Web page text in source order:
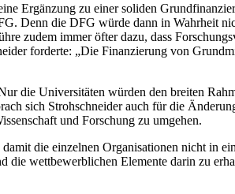
Ergänzung zu einer soliden
Denn die DFG würde dann in Wahrheit
zudem immer öfter dazu, dass
forderte: „Die Finanzierung von
die Universitäten würden den breiten
sich Strohschneider auch für die
und Forschung zu umgehen.
die einzelnen Organisationen nicht in
die wettbewerblichen Elemente darin zu